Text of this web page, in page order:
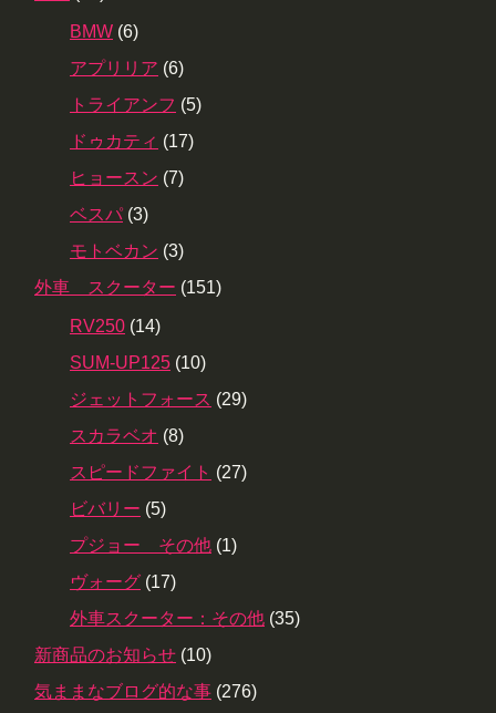
BMW (6)
アプリリア (6)
トライアンフ (5)
ドゥカティ (17)
ヒョースン (7)
ベスパ (3)
モトベカン (3)
外車 スクーター (151)
RV250 (14)
SUM-UP125 (10)
ジェットフォース (29)
スカラベオ (8)
スピードファイト (27)
ビバリー (5)
プジョー その他 (1)
ヴォーグ (17)
外車スクーター：その他 (35)
新商品のお知らせ (10)
気ままなブログ的な事 (276)